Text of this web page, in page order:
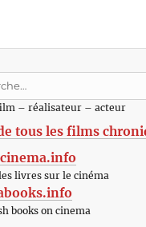
– réalisateur – acteur
tous les films
livres sur le cinéma
books on cinema